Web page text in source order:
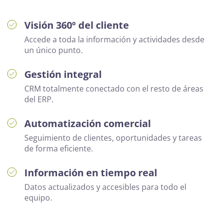
Visión 360º del cliente
Accede a toda la información y actividades desde
un único punto.
Gestión integral
CRM totalmente conectado con el resto de áreas
del ERP.
Automatización comercial
Seguimiento de clientes, oportunidades y tareas
de forma eficiente.
Información en tiempo real
Datos actualizados y accesibles para todo el
equipo.